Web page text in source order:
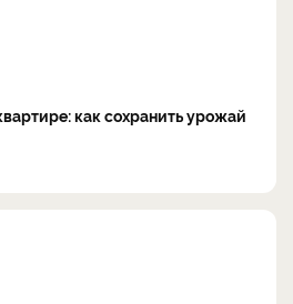
как сохранить урожай